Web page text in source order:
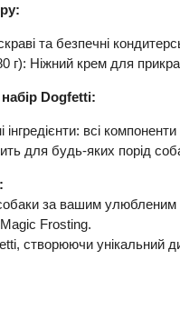
та безпечні
г): Ніжний крем для
Dogfetti:
інгредієнти: всі
для будь-яких порід
за вашим
Frosting.
створюючи унікальний